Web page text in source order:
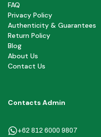
FAQ
Privacy Policy
Authenticity & Guarantees
Return Policy
Blog
About Us
Contact Us
Contacts Admin
+62 812 6000 9807